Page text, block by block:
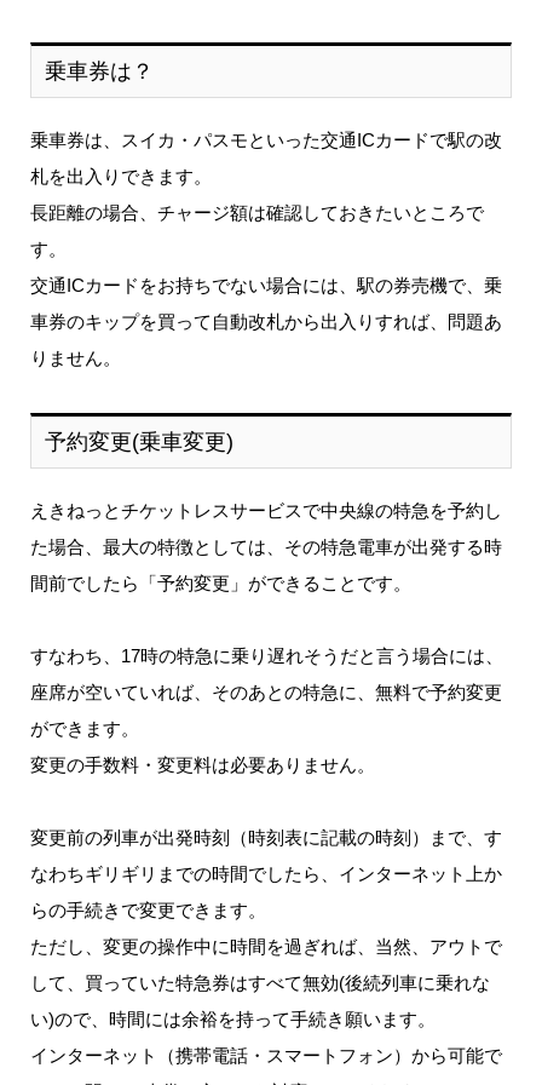
乗車券は？
乗車券は、スイカ・パスモといった交通ICカードで駅の改
札を出入りできます。
長距離の場合、チャージ額は確認しておきたいところで
す。
交通ICカードをお持ちでない場合には、駅の券売機で、乗
車券のキップを買って自動改札から出入りすれば、問題あ
りません。
予約変更(乗車変更)
えきねっとチケットレスサービスで中央線の特急を予約し
た場合、最大の特徴としては、その特急電車が出発する時
間前でしたら「予約変更」ができることです。
すなわち、17時の特急に乗り遅れそうだと言う場合には、
座席が空いていれば、そのあとの特急に、無料で予約変更
ができます。
変更の手数料・変更料は必要ありません。
変更前の列車が出発時刻（時刻表に記載の時刻）まで、す
なわちギリギリまでの時間でしたら、インターネット上か
らの手続きで変更できます。
ただし、変更の操作中に時間を過ぎれば、当然、アウトで
して、買っていた特急券はすべて無効(後続列車に乗れな
い)ので、時間には余裕を持って手続き願います。
インターネット（携帯電話・スマートフォン）から可能で